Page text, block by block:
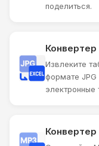
поделиться.
Конвертер
Извлеките
формате
электронные
Конвертер